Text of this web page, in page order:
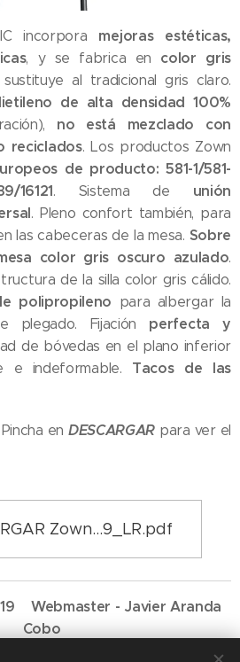
incorpora mejoras estéticas,
, y se fabrica en color gris
al tradicional gris claro.
de alta densidad 100%
no está mezclado con
reciclados. Los productos Zown
de producto: 581-1/581-
16121. Sistema de unión
. Pleno confort también, para
las cabeceras de la mesa. Sobre
color gris oscuro azulado.
de la silla color gris cálido.
polipropileno para albergar la
plegado. Fijación perfecta y
de bóvedas en el plano inferior
e indeformable. Tacos de las
en DESCARGAR para ver el
Zown...9_LR.pdf
Webmaster - Javier Aranda
Cobo